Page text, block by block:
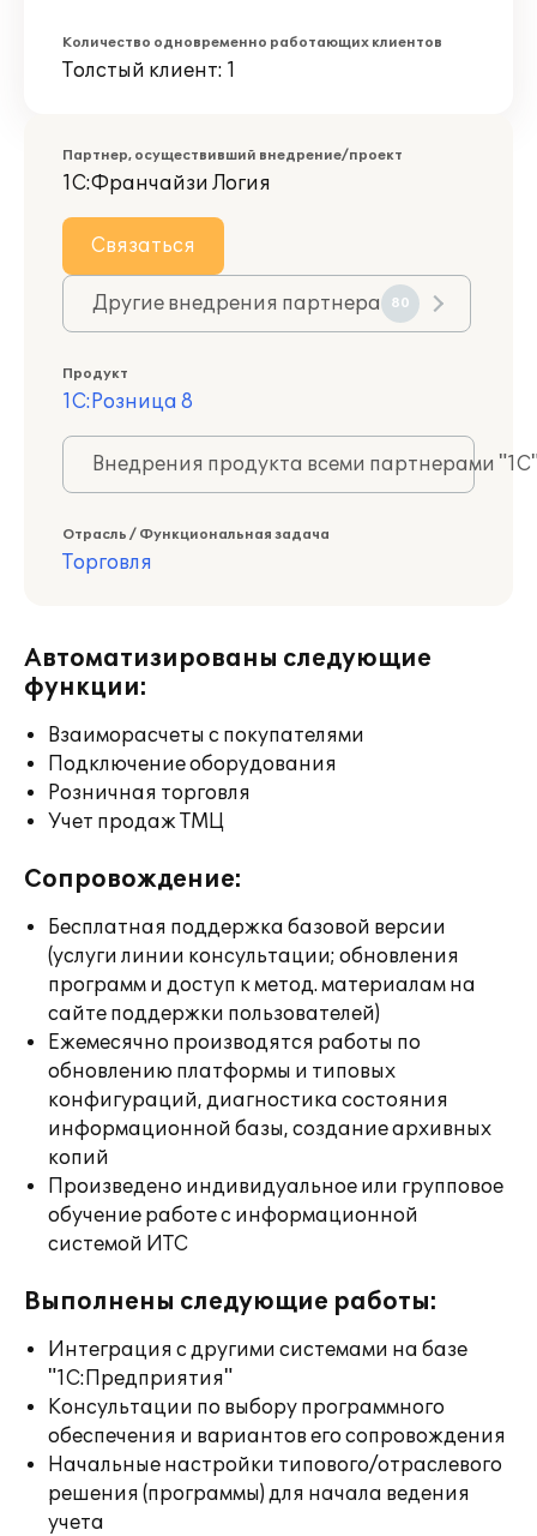
Количество одновременно работающих клиентов
Толстый клиент: 1
Партнер, осуществивший внедрение/проект
1C:Франчайзи Логия
Связаться
Другие внедрения партнера 80
Продукт
1С:Розница 8
Внедрения продукта всеми партнерами
Отрасль / Функциональная задача
Торговля
Автоматизированы следующие
функции:
Взаиморасчеты с покупателями
Подключение оборудования
Розничная торговля
Учет продаж ТМЦ
Сопровождение:
Бесплатная поддержка базовой версии
(услуги линии консультации; обновления
программ и доступ к метод. материалам на
сайте поддержки пользователей)
Ежемесячно производятся работы по
обновлению платформы и типовых
конфигураций, диагностика состояния
информационной базы, создание архивных
копий
Произведено индивидуальное или групповое
обучение работе с информационной
системой ИТС
Выполнены следующие работы:
Интеграция с другими системами на базе
"1С:Предприятия"
Консультации по выбору программного
обеспечения и вариантов его сопровождения
Начальные настройки типового/отраслевого
решения (программы) для начала ведения
учета